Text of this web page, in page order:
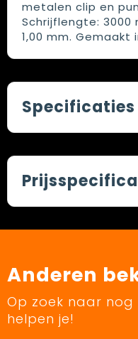
metalen clip en
Schrijflengte:
1,00 mm. Gemaakt
Specificaties
Anderen
Op zoek naar nog
helpen je!